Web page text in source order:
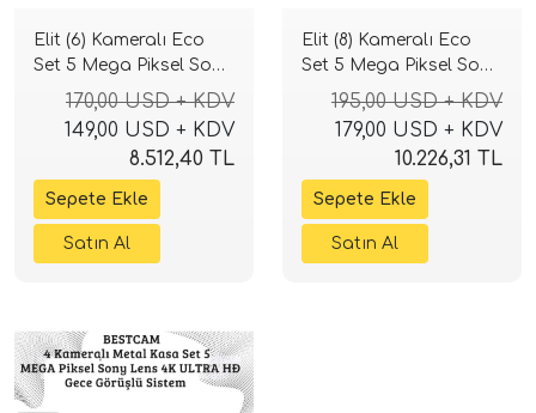
Elit (6) Kameralı Eco
Set 5 Mega Piksel Sony
Lensli Full HD Gece
Görüşlü Güvenlik
Kamerası Sistemi
170,00 USD + KDV
149,00 USD + KDV
8.512,40 TL
Elit (8) Kameralı Eco
Set 5 Mega Piksel Sony
Lensli Full HD Gece
Görüşlü Güvenlik
Kamerası Sistemi
195,00 USD + KDV
179,00 USD + KDV
10.226,31 TL